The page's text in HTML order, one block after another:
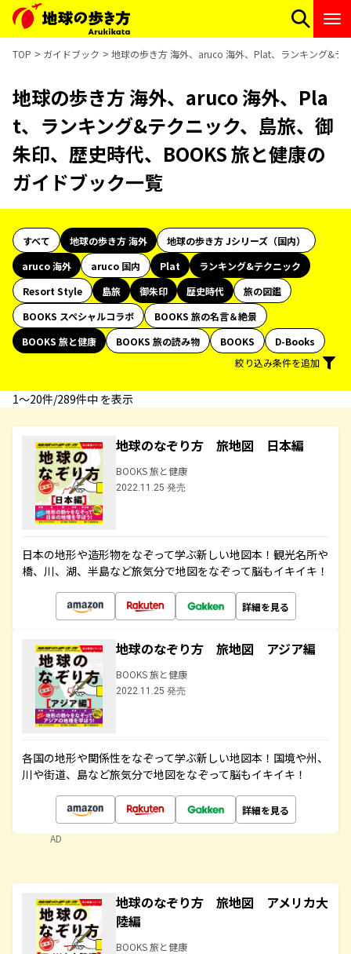
TOP ガイドブック 地球の歩き方 海外、aruco 海外、Plat、ランキング&テ
地球の歩き方 海外、aruco 海外、Pla
t、ランキング&テクニック、島旅、御
朱印、歴史時代、BOOKS 旅と健康の
ガイドブック一覧
すべて 地球の歩き方 海外
地球の歩き方 Jシリーズ（国内）
aruco 海外
aruco 国内 Plat
ランキング&テクニック
Resort Style
島旅 御朱印 歴史時代
旅の図鑑
BOOKS スペシャルコラボ
BOOKS 旅の名言＆絶景
BOOKS 旅と健康
BOOKS 旅の読み物 BOOKS
D-Books
絞り込み条件を追加
1〜20件/289件中 を表示
地球のなぞり方 旅地図 日本編
BOOKS 旅と健康
2022.11.25 発売
日本の地形や造形物をなぞって学ぶ新しい地図本！観光名所や
橋、川、湖、半島など旅気分で地図をなぞって脳もイキイキ！
詳細を見る
地球のなぞり方 旅地図 アジア編
BOOKS 旅と健康
2022.11.25 発売
各国の地形や関係性をなぞって学ぶ新しい地図本！国境や州、
川や街道、島など旅気分で地図をなぞって脳もイキイキ！
詳細を見る
AD
地球のなぞり方 旅地図 アメリカ大
陸編
BOOKS 旅と健康